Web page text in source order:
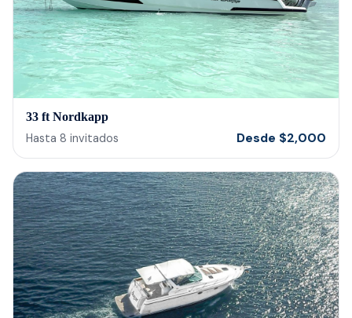
33 ft Nordkapp
Hasta 8 invitados Desde $2,000